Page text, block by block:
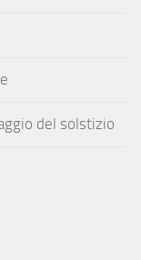
del solstizio